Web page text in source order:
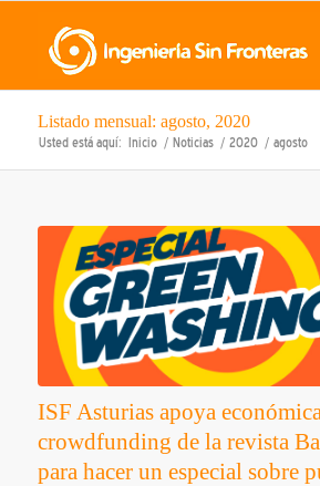
Listado mensual: agosto, 2020
Usted está aquí: Inicio / Noticias / 2020 / agosto
ISF Asturias apoya
crowdfunding de la revista
para hacer un especial sobre